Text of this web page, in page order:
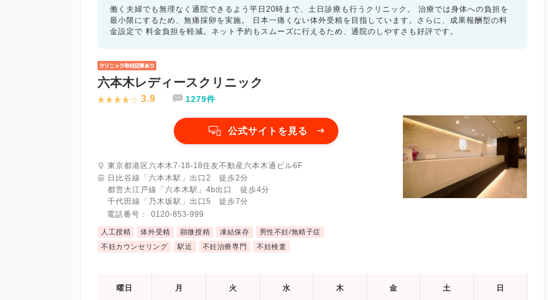
働く夫婦でも無理なく通院できるよう平日20時まで、土日診療も行うクリニック。 治療では身体への負担を
最小限にするため、無痛採卵を実施。 日本一痛くない体外受精を目指しています。さらに、成果報酬型の料
金設定で 料金負担を軽減。ネット予約もスムーズに行えるため、通院のしやすさも好評です。
六本木レディースクリニック
3.9 1279件
公式サイトを見る
東京都港区六本木7-18-18住友不動産六本木通ビル6F
日比谷線「六本木駅」出口2 徒歩2分
都営大江戸線「六本木駅」4b出口 徒歩4分
千代田線「乃木坂駅」出口5 徒歩7分
電話番号： 0120-853-999
人工授精 体外受精 顕微授精 凍結保存
男性不妊/無精子症
不妊カウンセリング
駅近 不妊治療専門 不妊検査
曜日 月 火 水 木 金 土 日